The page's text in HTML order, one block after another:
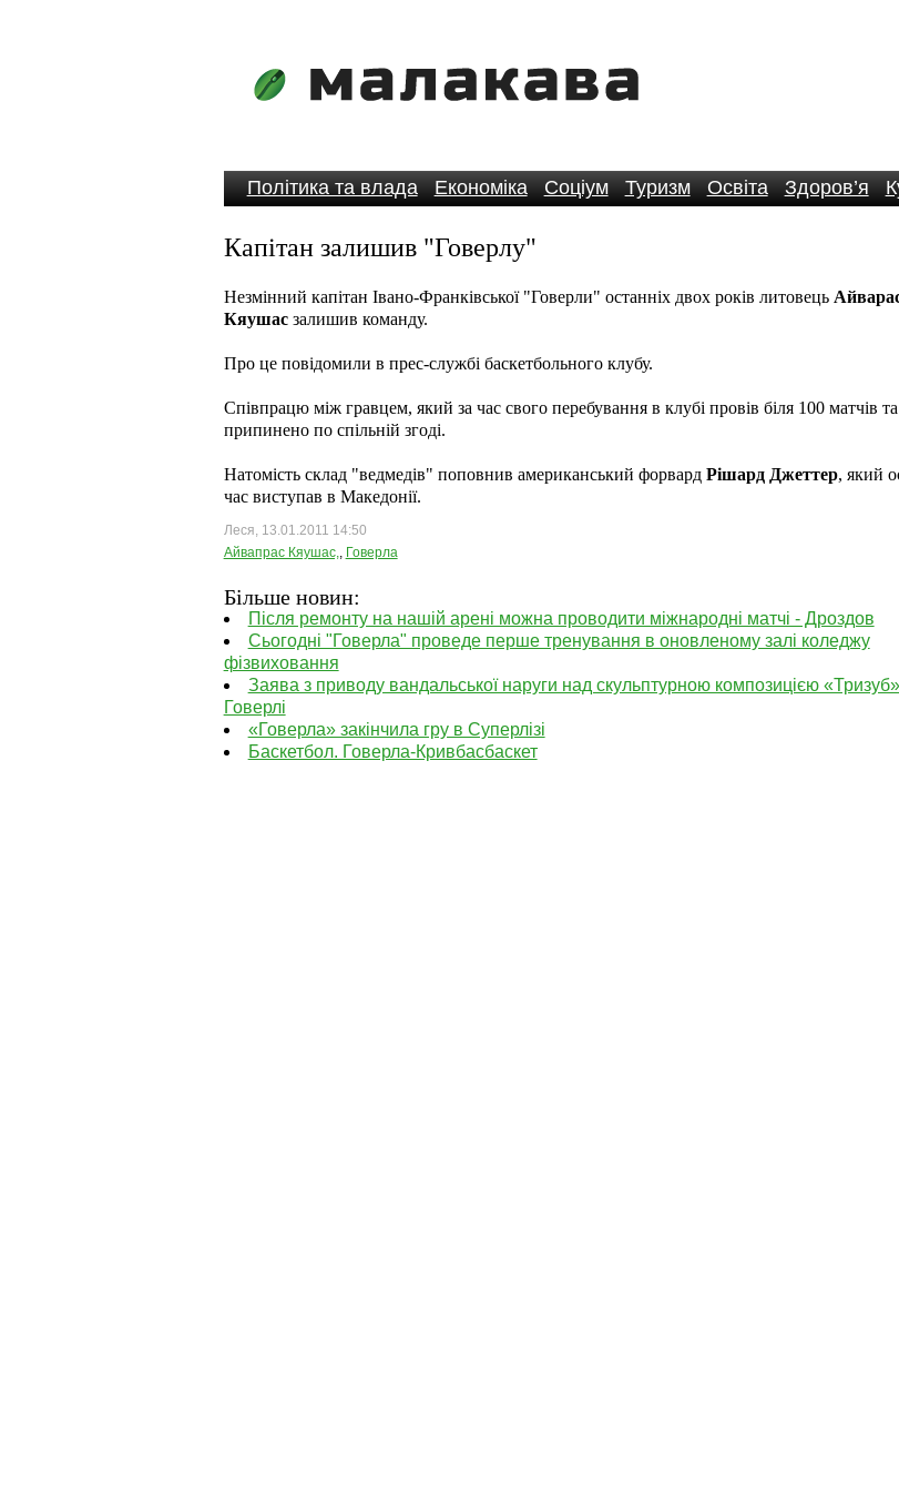
Політика та влада Економіка Соціум Туризм Освіта Здоров’я
Капітан залишив "Говерлу"
Незмінний капітан Івано-Франківської "Говерли" останніх двох років литовець
Кяушасзалишив команду.
Про це повідомили в прес-службі баскетбольного клубу.
Співпрацю між гравцем, який за час свого перебування в клубі провів біля 100 матчів
припинено по спільній згоді.
Натомість склад "ведмедів" поповнив американський форвард Рішард Джеттер, який
час виступав в Македонії.
Леся, 13.01.2011 14:50
Айвапрас Кяушас,, Говерла
Більше новин:
Після ремонту на нашій арені можна проводити міжнародні матчі - Дроздов
Сьогодні "Говерла" проведе перше тренування в оновленому залі коледжу
фізвиховання
Заява з приводу вандальської наруги над скульптурною композицією «Тризуб»
Говерлі
«Говерла» закінчила гру в Суперлізі
Баскетбол. Говерла-Кривбасбаскет